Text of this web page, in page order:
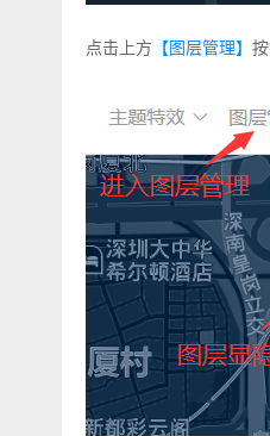
点击上方 【图层管理】